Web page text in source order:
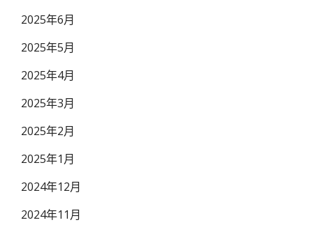
2025年6月
2025年5月
2025年4月
2025年3月
2025年2月
2025年1月
2024年12月
2024年11月